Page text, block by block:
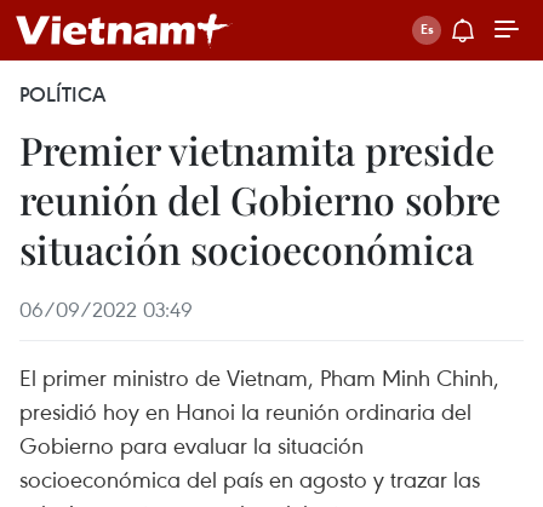
POLÍTICA
Premier vietnamita preside
reunión del Gobierno sobre
situación socioeconómica
06/09/2022 03:49
El primer ministro de Vietnam, Pham Minh Chinh,
presidió hoy en Hanoi la reunión ordinaria del
Gobierno para evaluar la situación
socioeconómica del país en agosto y trazar las